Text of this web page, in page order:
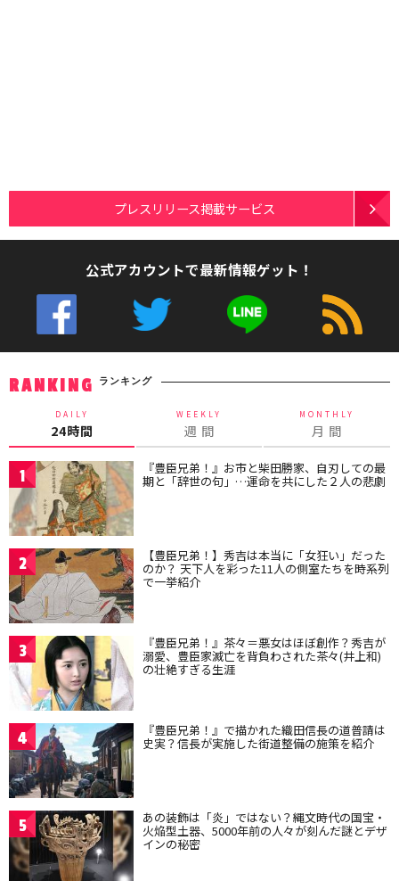
プレスリリース掲載サービス
公式アカウントで最新情報ゲット！
RANKING ランキング
DAILY
24時間
WEEKLY
週 間
MONTHLY
月 間
1 『豊臣兄弟！』お市と柴田勝家、自刃しての最
期と「辞世の句」…運命を共にした２人の悲劇
2 【豊臣兄弟！】秀吉は本当に「女狂い」だった
のか？ 天下人を彩った11人の側室たちを時系列
で一挙紹介
3 『豊臣兄弟！』茶々＝悪女はほぼ創作？秀吉が
溺愛、豊臣家滅亡を背負わされた茶々(井上和)
の壮絶すぎる生涯
4 『豊臣兄弟！』で描かれた織田信長の道普請は
史実？信長が実施した街道整備の施策を紹介
5 あの装飾は「炎」ではない？縄文時代の国宝・
火焔型土器、5000年前の人々が刻んだ謎とデザ
インの秘密